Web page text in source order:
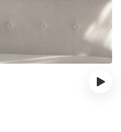
›